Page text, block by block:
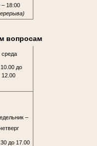
– 18:00
вопросам
среда
до
12.00
–
до 17.00